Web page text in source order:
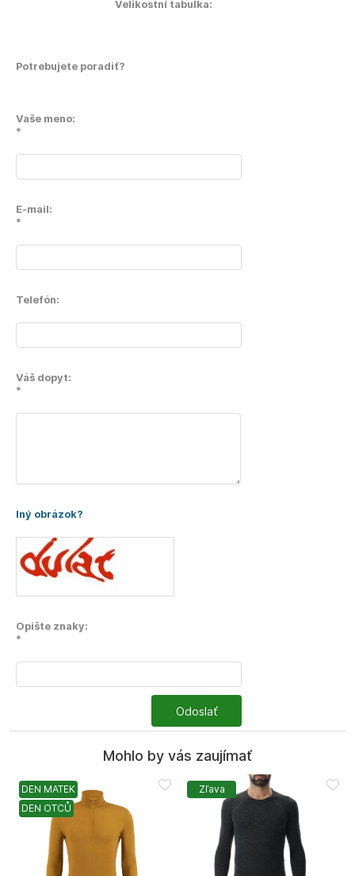
Velikostní tabulka:
Potrebujete poradiť?
Vaše meno:
*
E-mail:
*
Telefón:
Váš dopyt:
*
Iný obrázok?
Opište znaky:
*
Odoslať
Mohlo by vás zaujímať
DEN MATEK
DEN OTCŮ
Zľava